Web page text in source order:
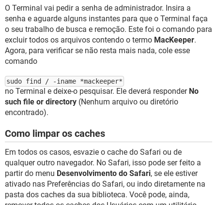
O Terminal vai pedir a senha de administrador. Insira a
senha e aguarde alguns instantes para que o Terminal faça
o seu trabalho de busca e remoção. Este foi o comando para
excluir todos os arquivos contendo o termo MacKeeper.
Agora, para verificar se não resta mais nada, cole esse
comando
sudo find / -iname *mackeeper*
no Terminal e deixe-o pesquisar. Ele deverá responder No
such file or directory (Nenhum arquivo ou diretório
encontrado).
Como limpar os caches
Em todos os casos, esvazie o cache do Safari ou de
qualquer outro navegador. No Safari, isso pode ser feito a
partir do menu Desenvolvimento do Safari, se ele estiver
ativado nas Preferências do Safari, ou indo diretamente na
pasta dos caches da sua biblioteca. Você pode, ainda,